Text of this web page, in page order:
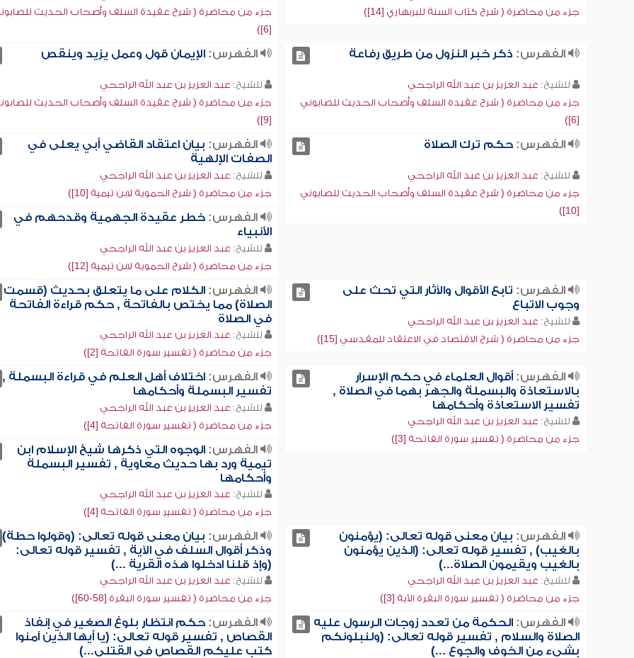
جزء من محاضرة ( شرح كتاب السنة للبربهاري [14])
جزء من محاضرة ( شرح عقيدة السلف وأصحاب الحديث
[6])
الفهرس: ذكر خبر النزول من طريق رفاعة
للشيخ: عبد العزيز بن عبد الله الراجحي
جزء من محاضرة ( شرح عقيدة السلف وأصحاب الحديث للصابوني
[6])
الفهرس: الإيمان قول وعمل يزيد وينقص
للشيخ: عبد العزيز بن عبد الله الراجحي
جزء من محاضرة ( شرح عقيدة السلف وأصحاب الحديث
[9])
الفهرس:حكم ترك الصلاة
للشيخ: عبد العزيز بن عبد الله الراجحي
جزء من محاضرة ( شرح عقيدة السلف وأصحاب الحديث للصابوني
[10])
الفهرس: بيان اعتقاد القاضي أبي يعلى في
الصفات الإلهية
للشيخ: عبد العزيز بن عبد الله الراجحي
جزء من محاضرة ( شرح الحموية لابن تيمية [10])
الفهرس: خطر عقيدة الجهمية وقدحهم في
الأنبياء
للشيخ: عبد العزيز بن عبد الله الراجحي
جزء من محاضرة ( شرح الحموية لابن تيمية [12])
الفهرس: تابع الأقوال والآثار التي تحث على
وجوب الاتباع
للشيخ: عبد العزيز بن عبد الله الراجحي
جزء من محاضرة ( شرح الاقتصاد في الاعتقاد للمقدسي [15])
الفهرس: الكلام على ما يتعلق بحديث (قسمت
الصلاة) مما يختص بالفاتحة , حكم قراءة الفاتحة
في الصلاة
للشيخ: عبد العزيز بن عبد الله الراجحي
جزء من محاضرة ( تفسير سورة الفاتحة [2])
الفهرس:أقوال العلماء في حكم الإسرار
بالاستعاذة والبسملة والجهر بهما في الصلاة ,
تفسير الاستعاذة وأحكامها
للشيخ: عبد العزيز بن عبد الله الراجحي
جزء من محاضرة ( تفسير سورة الفاتحة [3])
الفهرس: اختلاف أهل العلم في قراءة البسملة ,
تفسير البسملة وأحكامها
للشيخ: عبد العزيز بن عبد الله الراجحي
جزء من محاضرة ( تفسير سورة الفاتحة [4])
الفهرس: الوجوه التي ذكرها شيخ الإسلام ابن
تيمية ورد بها حديث معاوية , تفسير البسملة
وأحكامها
للشيخ: عبد العزيز بن عبد الله الراجحي
جزء من محاضرة ( تفسير سورة الفاتحة [4])
الفهرس: بيان معنى قوله تعالى: (يؤمنون
بالغيب) , تفسير قوله تعالى: (الذين يؤمنون
بالغيب ويقيمون الصلاة...)
للشيخ: عبد العزيز بن عبد الله الراجحي
جزء من محاضرة ( تفسير سورة البقرة الآية [3])
الفهرس: بيان معنى قوله تعالى: (وقولوا حطة)
وذكر أقوال السلف في الآية , تفسير قوله تعالى:
(وإذ قلنا ادخلوا هذه القرية ...)
للشيخ: عبد العزيز بن عبد الله الراجحي
جزء من محاضرة ( تفسير سورة البقرة [58-60])
الفهرس:الحكمة من تعدد زوجات الرسول عليه
الصلاة والسلام , تفسير قوله تعالى: (ولنبلونكم
بشيء من الخوف والجوع ...)
الفهرس: حكم انتظار بلوغ الصغير في إنفاذ
القصاص , تفسير قوله تعالى: (يا أيها الذين آمنوا
كتب عليكم القصاص في القتلى...)